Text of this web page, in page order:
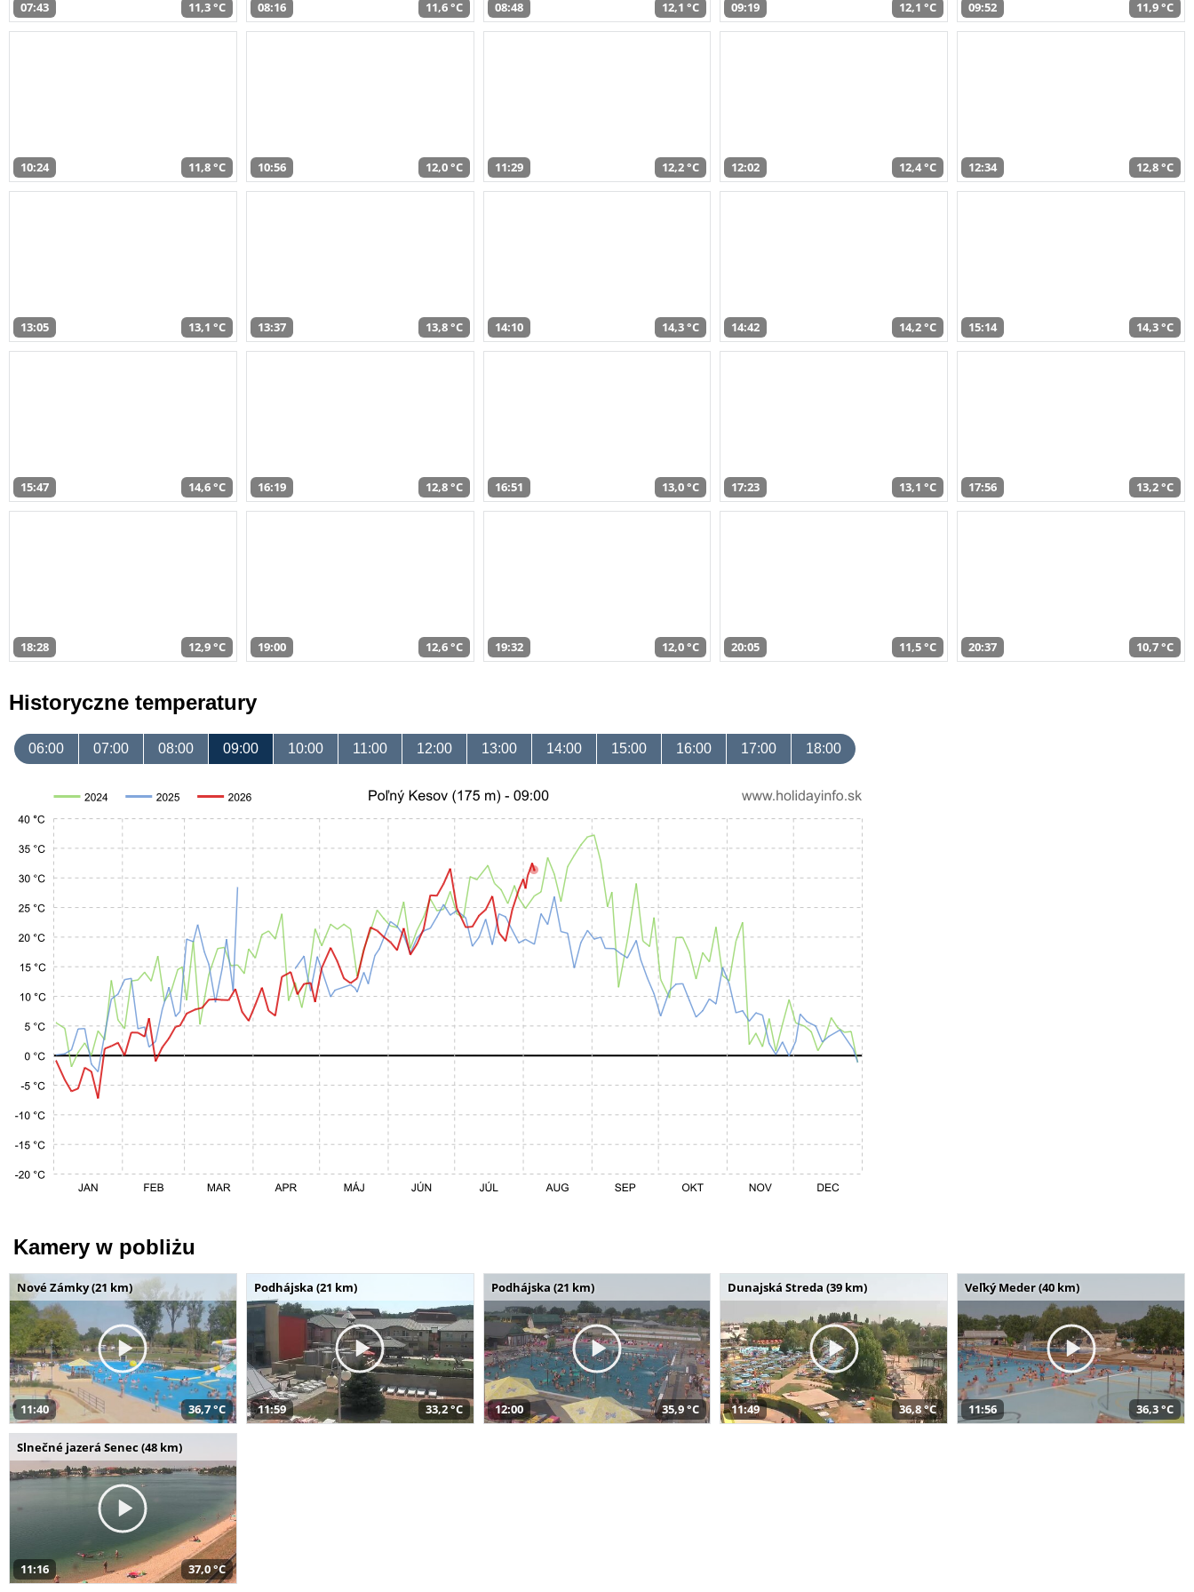
07:43 11,3 °C 08:16 11,6 °C 08:48 12,1 °C 09:19 12,1 °C 09:52 11,9 °C
10:24 11,8 °C 10:56 12,0 °C 11:29 12,2 °C 12:02 12,4 °C 12:34 12,8 °C
13:05 13,1 °C 13:37 13,8 °C 14:10 14,3 °C 14:42 14,2 °C 15:14 14,3 °C
15:47 14,6 °C 16:19 12,8 °C 16:51 13,0 °C 17:23 13,1 °C 17:56 13,2 °C
18:28 12,9 °C 19:00 12,6 °C 19:32 12,0 °C 20:05 11,5 °C 20:37 10,7 °C
Historyczne temperatury
06:00 07:00 08:00 09:00 10:00 11:00 12:00 13:00 14:00 15:00 16:00 17:00 18:00
Kamery w pobliżu
Nové Zámky (21 km)
11:40 36,7 °C
Podhájska (21 km)
11:59 33,2 °C
Podhájska (21 km)
12:00 35,9 °C
Dunajská Streda (39 km)
11:49 36,8 °C
Veľký Meder (40 km)
11:56 36,3 °C
Slnečné jazerá Senec (48 km)
11:16 37,0 °C